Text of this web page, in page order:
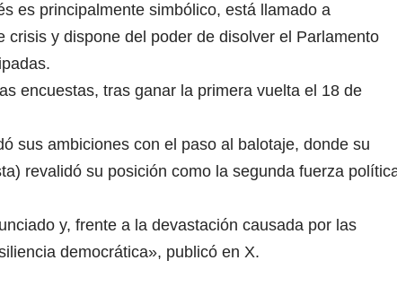
es principalmente simbólico, está llamado a
y dispone del poder de disolver el Parlamento
encuestas, tras ganar la primera vuelta el 18 de
sus ambiciones con el paso al balotaje, donde su
revalidó su posición como la segunda fuerza
y, frente a la devastación causada por las
democrática», publicó en X.